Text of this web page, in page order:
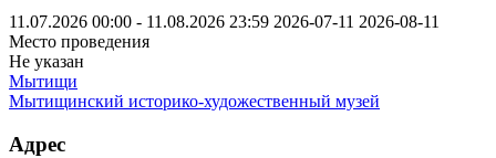
11.07.2026 00:00 - 11.08.2026 23:59 2026-07-11 2026-08-11
Место проведения
Не указан
Мытищи
Мытищинский историко-художественный музей
Адрес